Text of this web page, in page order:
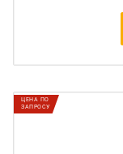
ЦЕНА ПО
ЗАПРОСУ